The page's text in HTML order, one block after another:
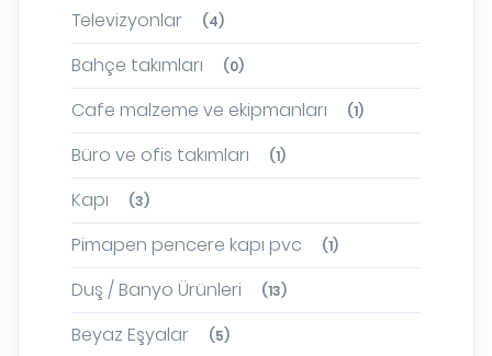
Televizyonlar (4)
Bahçe takımları (0)
Cafe malzeme ve ekipmanları (1)
Büro ve ofis takımları (1)
Kapı (3)
Pimapen pencere kapı pvc (1)
Duş / Banyo Ürünleri (13)
Beyaz Eşyalar (5)